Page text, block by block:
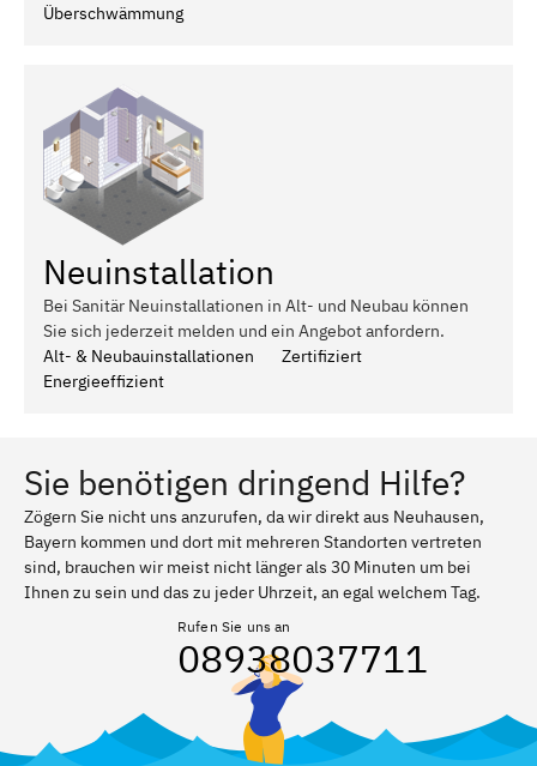
Überschwämmung
Neuinstallation
Bei Sanitär Neuinstallationen in Alt- und Neubau können
Sie sich jederzeit melden und ein Angebot anfordern.
Alt- & Neubauinstallationen
Zertifiziert
Energieeffizient
Sie benötigen dringend Hilfe?
Zögern Sie nicht uns anzurufen, da wir direkt aus Neuhausen,
Bayern kommen und dort mit mehreren Standorten vertreten
sind, brauchen wir meist nicht länger als 30 Minuten um bei
Ihnen zu sein und das zu jeder Uhrzeit, an egal welchem Tag.
Rufen Sie uns an
08938037711